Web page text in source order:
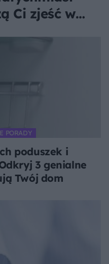
Ci zjeść w
PORADY
poduszek i
3 genialne
Twój dom